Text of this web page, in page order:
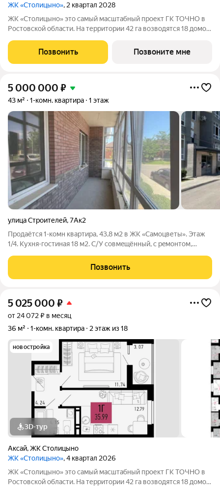
ЖК «Столицыно», 2 квартал 2028
ЖК «Столицыно» это самый масштабный проект ГК ТОЧНО в
Ростовской области. На территории 42 га возводятся 18 домов
на 600 мест, медицинский центр, парк 8,4 га и фитнес-центр с
бассейном.
Позвонить Позвоните мне
5 000 000 ₽
43 м² 1-комн. квартира 1 этаж
улица Строителей,7Ак2
Продaётся 1-комн квaртиpа, 43,8 м2 в ЖК «Самоцветы». Этaж
1/4. Кухня-гocтиная 18 м2. C/У coвмeщённый, c peмoнтoм,
Позвонить
5 025 000 ₽
от 24 072 ₽ в месяц
36 м²
1-комн. квартира 2 этаж из 18
новостройка
3D-тур
Аксай,ЖК Столицыно
ЖК «Столицыно», 4 квартал 2026
ЖК «Столицыно» это самый масштабный проект ГК ТОЧНО в
Ростовской области. На территории 42 га возводятся 18 домов